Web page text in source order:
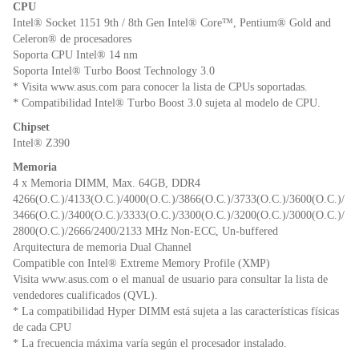
o
k
p dl
CPU
Intel® Socket 1151 9th / 8th Gen Intel® Core™, Pentium® Gold and
Celeron® de procesadores
Soporta CPU Intel® 14 nm
Soporta Intel® Turbo Boost Technology 3.0
* Visita www.asus.com para conocer la lista de CPUs soportadas.
* Compatibilidad Intel® Turbo Boost 3.0 sujeta al modelo de CPU.
Chipset
Intel® Z390
Memoria
4 x Memoria DIMM, Max. 64GB, DDR4
4266(O.C.)/4133(O.C.)/4000(O.C.)/3866(O.C.)/3733(O.C.)/3600(O.C.)/
3466(O.C.)/3400(O.C.)/3333(O.C.)/3300(O.C.)/3200(O.C.)/3000(O.C.)/
2800(O.C.)/2666/2400/2133 MHz Non-ECC, Un-buffered
Arquitectura de memoria Dual Channel
Compatible con Intel® Extreme Memory Profile (XMP)
Visita www.asus.com o el manual de usuario para consultar la lista de
vendedores cualificados (QVL).
* La compatibilidad Hyper DIMM está sujeta a las características físicas
de cada CPU
* La frecuencia máxima varía según el procesador instalado.